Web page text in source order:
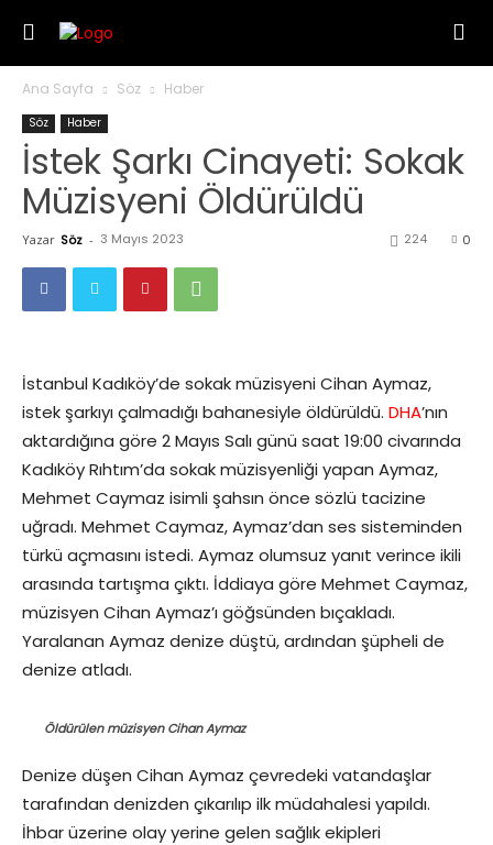
Ana Sayfa Söz Haber
Söz Haber
İstek Şarkı Cinayeti: Sokak
Müzisyeni Öldürüldü
Yazar Söz - 3 Mayıs 2023 0
224
İstanbul Kadıköy’de sokak müzisyeni Cihan Aymaz,
istek şarkıyı çalmadığı bahanesiyle öldürüldü. DHA’nın
aktardığına göre 2 Mayıs Salı günü saat 19:00 civarında
Kadıköy Rıhtım’da sokak müzisyenliği yapan Aymaz,
Mehmet Caymaz isimli şahsın önce sözlü tacizine
uğradı. Mehmet Caymaz, Aymaz’dan ses sisteminden
türkü açmasını istedi. Aymaz olumsuz yanıt verince ikili
arasında tartışma çıktı. İddiaya göre Mehmet Caymaz,
müzisyen Cihan Aymaz’ı göğsünden bıçakladı.
Yaralanan Aymaz denize düştü, ardından şüpheli de
denize atladı.
Öldürülen müzisyen Cihan Aymaz
Denize düşen Cihan Aymaz çevredeki vatandaşlar
tarafından denizden çıkarılıp ilk müdahalesi yapıldı.
İhbar üzerine olay yerine gelen sağlık ekipleri